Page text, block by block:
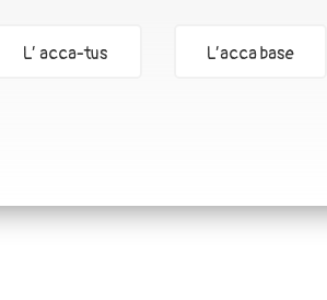
L’ acca-tus L’acca base